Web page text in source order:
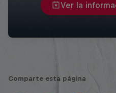
Ver la
Comparte esta página